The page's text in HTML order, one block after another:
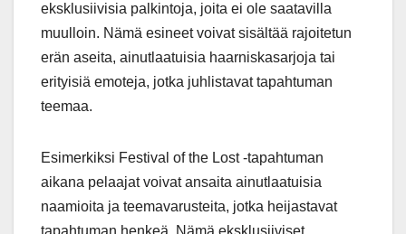
eksklusiivisia palkintoja, joita ei ole saatavilla
muulloin. Nämä esineet voivat sisältää rajoitetun
erän aseita, ainutlaatuisia haarniskasarjoja tai
erityisiä emoteja, jotka juhlistavat tapahtuman
teemaa.
Esimerkiksi Festival of the Lost -tapahtuman
aikana pelaajat voivat ansaita ainutlaatuisia
naamioita ja teemavarusteita, jotka heijastavat